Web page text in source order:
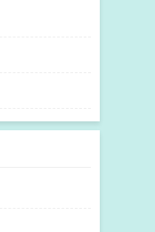
了他。商
肢，而后
人都道此举
温柔抱着那
个妍姝美